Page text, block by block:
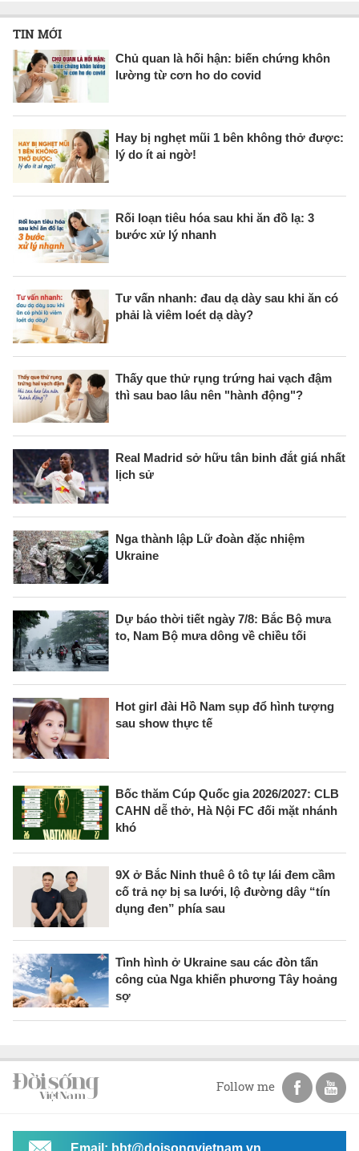
TIN MỚI
Chủ quan là hối hận: biến chứng khôn
lường từ cơn ho do covid
Hay bị nghẹt mũi 1 bên không thở được:
lý do ít ai ngờ!
Rối loạn tiêu hóa sau khi ăn đồ lạ: 3
bước xử lý nhanh
Tư vấn nhanh: đau dạ dày sau khi ăn có
phải là viêm loét dạ dày?
Thấy que thử rụng trứng hai vạch đậm
thì sau bao lâu nên "hành động"?
Real Madrid sở hữu tân binh đắt giá nhất
lịch sử
Nga thành lập Lữ đoàn đặc nhiệm
Ukraine
Dự báo thời tiết ngày 7/8: Bắc Bộ mưa
to, Nam Bộ mưa dông về chiều tối
Hot girl đài Hồ Nam sụp đổ hình tượng
sau show thực tế
Bốc thăm Cúp Quốc gia 2026/2027: CLB
CAHN dễ thở, Hà Nội FC đối mặt nhánh
khó
9X ở Bắc Ninh thuê ô tô tự lái đem cầm
cố trả nợ bị sa lưới, lộ đường dây “tín
dụng đen” phía sau
Tình hình ở Ukraine sau các đòn tấn
công của Nga khiến phương Tây hoảng
sợ
Follow me
Email: bbt@doisongvietnam.vn